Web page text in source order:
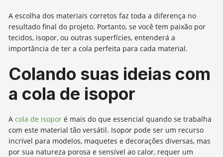
A escolha dos materiais corretos faz toda a diferença no
resultado final do projeto. Portanto, se você tem paixão por
tecidos, isopor, ou outras superfícies, entenderá a
importância de ter a cola perfeita para cada material.
Colando suas ideias com
a cola de isopor
Acola de isopor é mais do que essencial quando se trabalha
com este material tão versátil. Isopor pode ser um recurso
incrível para modelos, maquetes e decorações diversas, mas
por sua natureza porosa e sensível ao calor, requer um